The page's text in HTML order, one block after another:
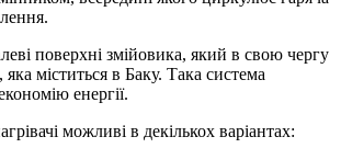
поверхні змійовика, який в свою чергу
яка міститься в Баку. Така система
енергії.
можливі в декількох варіантах: